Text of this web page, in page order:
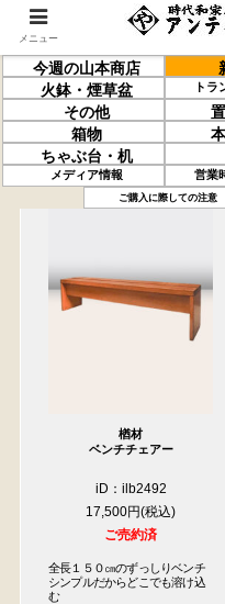
今週の山本商店
火鉢・煙草盆 トラ
その他
箱物
ちゃぶ台・机
メディア情報 営業
ご購入に際しての注意
過去の取り扱い商品(5月22日分)
楢材
ベンチチェアー
iD：ilb2492
17,500円
ご売約済
全長１５０㎝のずっしりベンチ
シンプルだからどこでも溶け込
む
メニュー